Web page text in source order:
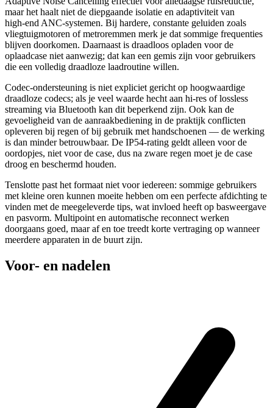
maar het haalt niet de diepgaande isolatie en adaptiviteit van
high‑end ANC‑systemen. Bij hardere, constante geluiden zoals
vliegtuigmotoren of metroremmen merk je dat sommige frequenties
blijven doorkomen. Daarnaast is draadloos opladen voor de
oplaadcase niet aanwezig; dat kan een gemis zijn voor gebruikers
die een volledig draadloze laadroutine willen.
Codec‑ondersteuning is niet expliciet gericht op hoogwaardige
draadloze codecs; als je veel waarde hecht aan hi‑res of lossless
streaming via Bluetooth kan dit beperkend zijn. Ook kan de
gevoeligheid van de aanraakbediening in de praktijk conflicten
opleveren bij regen of bij gebruik met handschoenen — de werking
is dan minder betrouwbaar. De IP54‑rating geldt alleen voor de
oordopjes, niet voor de case, dus na zware regen moet je de case
droog en beschermd houden.
Tenslotte past het formaat niet voor iedereen: sommige gebruikers
met kleine oren kunnen moeite hebben om een perfecte afdichting te
vinden met de meegeleverde tips, wat invloed heeft op basweergave
en pasvorm. Multipoint en automatische reconnect werken
doorgaans goed, maar af en toe treedt korte vertraging op wanneer
meerdere apparaten in de buurt zijn.
Voor- en nadelen